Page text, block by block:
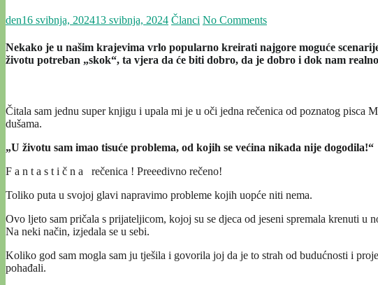
den16 svibnja, 202413 svibnja, 2024 Članci No Comments
Nekako je u našim krajevima vrlo popularno kreirati najgore moguće
životu potreban „skok“, ta vjera da će biti dobro, da je dobro i dok nam
Čitala sam jednu super knjigu i upala mi je u oči jedna rečenica od poznatog
dušama.
„U životu sam imao tisuće problema, od kojih se većina nikada nije dogodila!“
F a n t a s t i č n a rečenica ! Preeedivno rečeno!
Toliko puta u svojoj glavi napravimo probleme kojih uopće niti nema.
Ovo ljeto sam pričala s prijateljicom, kojoj su se djeca od jeseni spremala krenuti
Na neki način, izjedala se u sebi.
Koliko god sam mogla sam ju tješila i govorila joj da je to strah od budućnosti i
pohađali.